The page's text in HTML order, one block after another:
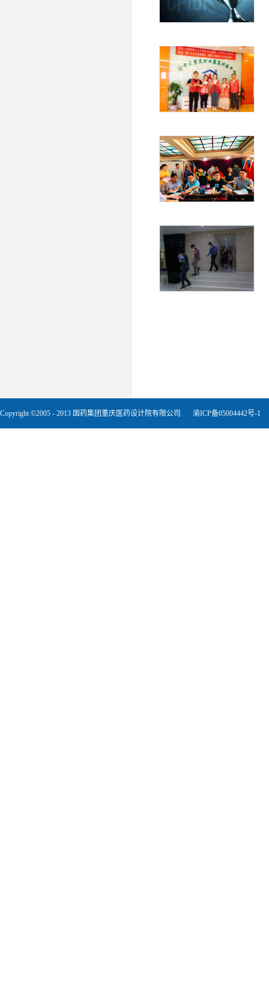
Copyright ©2005 - 2013 国药集团重庆医药设计院有限公司 渝ICP备05004442号-1